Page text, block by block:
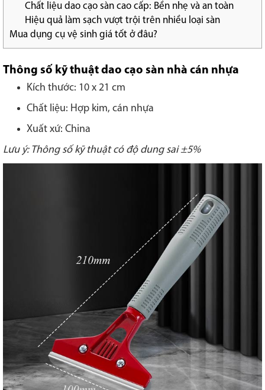
Chất liệu dao cạo sàn cao cấp: Bền nhẹ và an toàn
Hiệu quả làm sạch vượt trội trên nhiều loại sàn
Mua dụng cụ vệ sinh giá tốt ở đâu?
Thông số kỹ thuật dao cạo sàn nhà cán nhựa
Kích thước: 10 x 21 cm
Chất liệu: Hợp kim, cán nhựa
Xuất xứ: China
Lưu ý: Thông số kỹ thuật có độ dung sai ±5%